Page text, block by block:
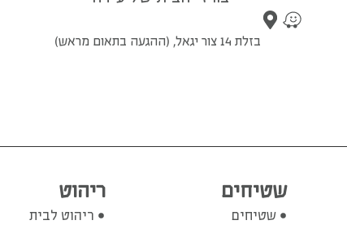
בזלת 14 צור יגאל, (ההגעה בתאום מראש)
שטיחים
שטיחים
ריהוט
ריהוט לבית